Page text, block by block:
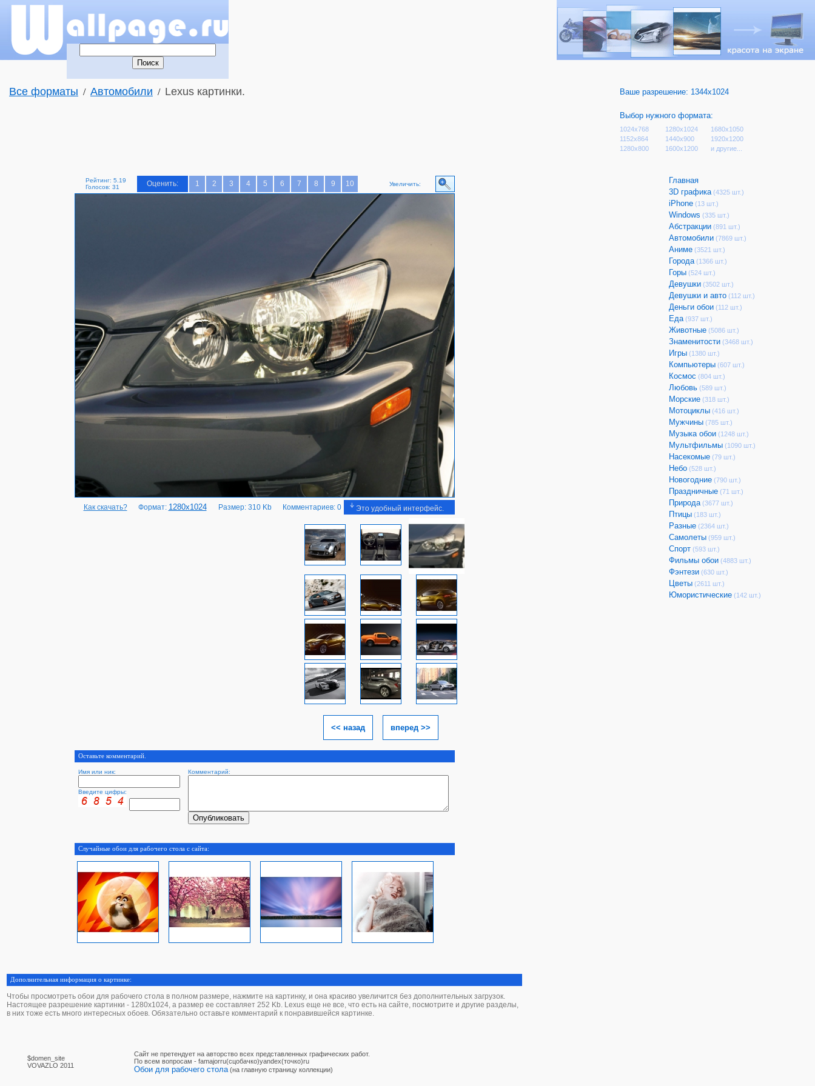
Все форматы / Автомобили / Lexus картинки. Ваше разрешение: 1344x1024
Выбор нужного формата:
1024x768 1280x1024
1680x1050
1152x864
1440x900
1920x1200
1280x800
1600x1200 и другие...
Рейтинг: 5.19
Голосов: 31
Оценить: 1 2 3 4 5 6 7 8 9 10 Увеличить:
Как скачать? Формат: 1280x1024 Размер: 310 Kb Комментариев: 0 Это удобный интерфейс.
<< назад вперед >>
Оставьте комментарий.
Имя или ник: Комментарий:
Введите цифры:
Случайные обои для рабочего стола с сайта:
Дополнительная информация о картинке:
Чтобы просмотреть обои для рабочего стола в полном размере, нажмите на картинку, и она красиво увеличится без дополнительных загрузок.
Настоящее разрешение картинки - 1280х1024, а размер ее составляет 252 Kb. Lexus еще не все, что есть на сайте, посмотрите и другие разделы,
в них тоже есть много интересных обоев. Обязательно оставьте комментарий к понравившейся картинке.
Главная
3D графика (4325 шт.)
iPhone (13 шт.)
Windows (335 шт.)
Абстракции (891 шт.)
Автомобили (7869 шт.)
Аниме (3521 шт.)
Города (1366 шт.)
Горы (524 шт.)
Девушки (3502 шт.)
Девушки и авто (112 шт.)
Деньги обои (112 шт.)
Еда (937 шт.)
Животные (5086 шт.)
Знаменитости (3468 шт.)
Игры (1380 шт.)
Компьютеры (607 шт.)
Космос (804 шт.)
Любовь (589 шт.)
Морские (318 шт.)
Мотоциклы (416 шт.)
Мужчины (785 шт.)
Музыка обои (1248 шт.)
Мультфильмы (1090 шт.)
Насекомые (79 шт.)
Небо (528 шт.)
Новогодние (790 шт.)
Праздничные (71 шт.)
Природа (3677 шт.)
Птицы (183 шт.)
Разные (2364 шт.)
Самолеты (959 шт.)
Спорт (593 шт.)
Фильмы обои (4883 шт.)
Фэнтези (630 шт.)
Цветы (2611 шт.)
Юмористические (142 шт.)
$domen_site
VOVAZLO 2011
Сайт не претендует на авторство всех представленных графических работ.
По вcем вопросам - famajorru(сцобачко)yandex(точко)ru
Обои для рабочего стола (на главную страницу коллекции)